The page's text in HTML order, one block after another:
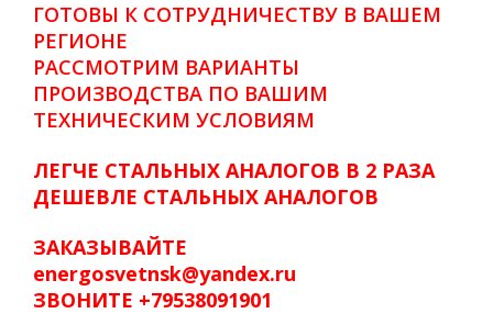
ГОТОВЫ К СОТРУДНИЧЕСТВУ В ВАШЕМ
РЕГИОНЕ
РАССМОТРИМ ВАРИАНТЫ
ПРОИЗВОДСТВА ПО ВАШИМ
ТЕХНИЧЕСКИМ УСЛОВИЯМ
ЛЕГЧЕ СТАЛЬНЫХ АНАЛОГОВ В 2 РАЗА
ДЕШЕВЛЕ СТАЛЬНЫХ АНАЛОГОВ
ЗАКАЗЫВАЙТЕ
energosvetnsk@yandex.ru
ЗВОНИТЕ +79538091901